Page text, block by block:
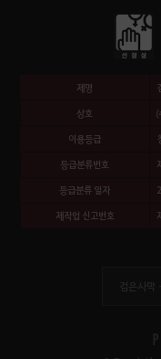
제명
상호
이용등급
등급분류번호
등급분류 일자
제작업 신고번호
검은사막